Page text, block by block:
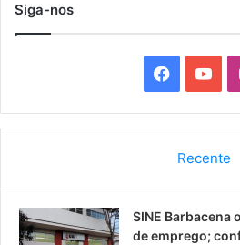
Siga-nos
a
b
o
u
Recente
SINE Barbacena
de emprego;